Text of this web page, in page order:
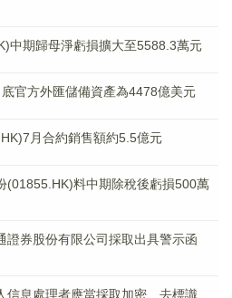
中期歸母淨虧損擴大至5588.3萬元
官方外匯儲備資產為4478億美元
月合約銷售額約5.5億元
(01855.HK)料中期除稅後虧損500萬
證券股份有限公司採取出具警示函
信息處理者應當採取加密、去標識